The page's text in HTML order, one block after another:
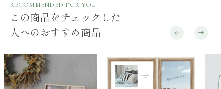
RECOMMENDED FOR YOU
この商品をチェックした
人へのおすすめ商品